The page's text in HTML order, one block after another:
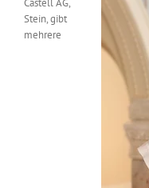
Kontakt
Messen & Events
Castell AG,
Stein, gibt
mehrere